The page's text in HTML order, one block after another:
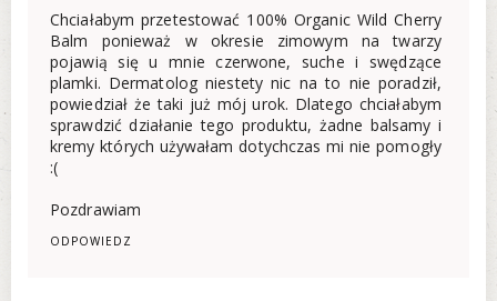
Chciałabym przetestować 100% Organic Wild Cherry
Balm ponieważ w okresie zimowym na twarzy
pojawią się u mnie czerwone, suche i swędzące
plamki. Dermatolog niestety nic na to nie poradził,
powiedział że taki już mój urok. Dlatego chciałabym
sprawdzić działanie tego produktu, żadne balsamy i
kremy których używałam dotychczas mi nie pomogły
:(
Pozdrawiam
ODPOWIEDZ